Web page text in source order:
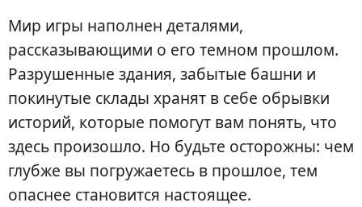
Мир игры наполнен деталями,
рассказывающими о его темном прошлом.
Разрушенные здания, забытые башни и
покинутые склады хранят в себе обрывки
историй, которые помогут вам понять, что
здесь произошло. Но будьте осторожны: чем
глубже вы погружаетесь в прошлое, тем
опаснее становится настоящее.